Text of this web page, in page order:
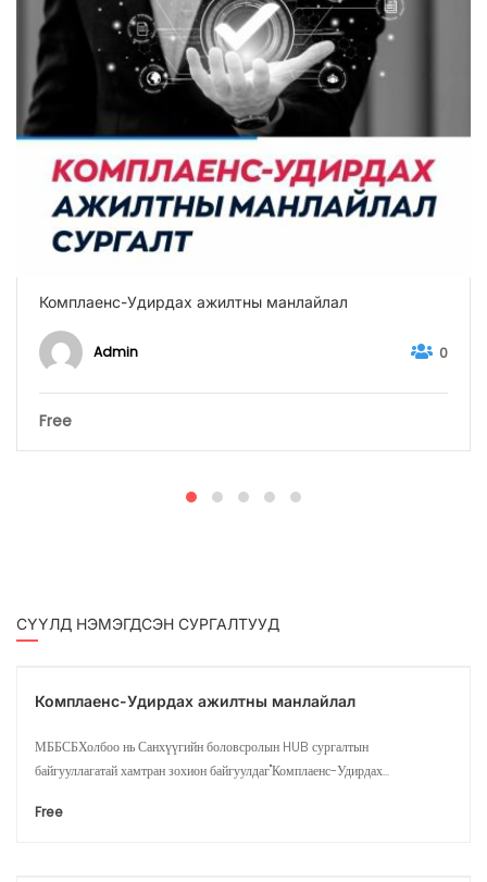
Комплаенс-Удирдах ажилтны манлайлал
Admin 0
Free
СҮҮЛД НЭМЭГДСЭН СУРГАЛТУУД
Комплаенс-Удирдах ажилтны манлайлал
МББСБХолбоо нь Санхүүгийн боловсролын HUB сургалтын
байгууллагатай хамтран зохион байгуулдаг"Комплаенс-Удирдах...
Free